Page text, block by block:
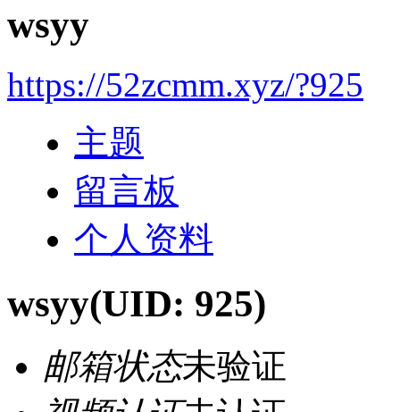
wsyy
https://52zcmm.xyz/?925
主题
留言板
个人资料
wsyy(UID: 925)
邮箱状态未验证